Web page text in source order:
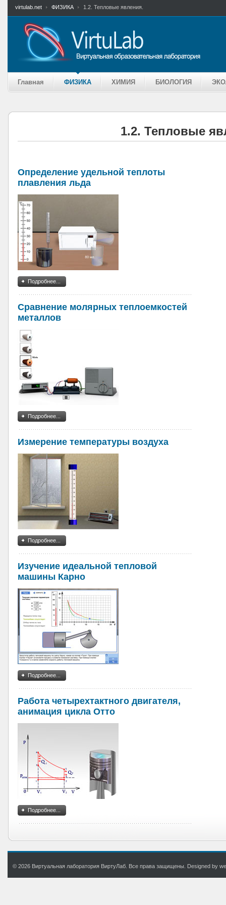
virtulab.net ФИЗИКА 1.2. Тепловые явления.
Главная ФИЗИКА ХИМИЯ БИОЛОГИЯ
1.2. Тепловые
Определение удельной теплоты
плавления льда
Подробнее...
Сравнение молярных теплоемкостей
металлов
Подробнее...
Измерение температуры воздуха
Подробнее...
Изучение идеальной тепловой
машины Карно
Подробнее...
Работа четырехтактного двигателя,
анимация цикла Отто
Подробнее...
© 2026 Виртуальная лаборатория ВиртуЛаб. Все права защищены. Designed by